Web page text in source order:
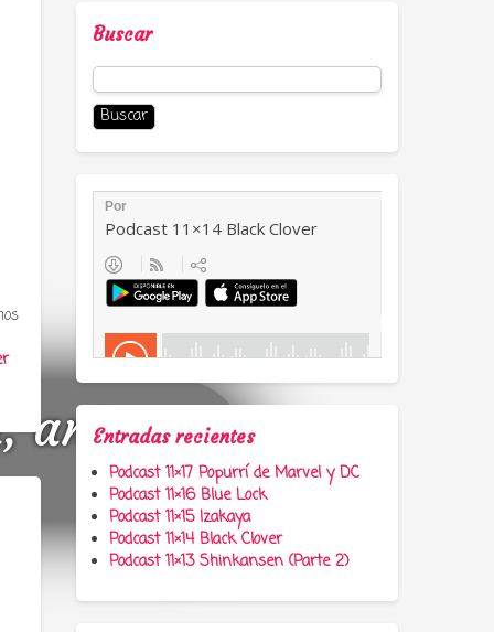
anime y
Buscar
Buscar:
Entradas recientes
Podcast 11×17 Popurrí de Marvel y DC
Podcast 11×16 Blue Lock
Podcast 11×15 Izakaya
Podcast 11×14 Black Clover
Podcast 11×13 Shinkansen (Parte 2)